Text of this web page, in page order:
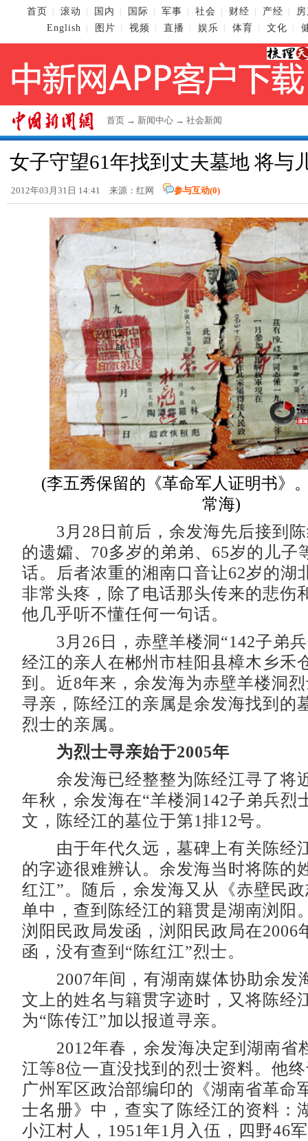
首页 滚动 国内 国际 军事 社会 财经 产经
English
图片 视频 直播 娱乐 体育 文化
首页 → 新闻中心 → 社会新闻
女子守望61年找到丈夫墓地 将与
2012年03月31日 14:41 来源：红网 参与互动(0)
(李五秀保留的《革命军人证明书》
常海)
3月28日前后，余发海先后接到陈
的遗孀、70多岁的弟弟、65岁的儿子
话。后者浓重的湘南口音让62岁的湖
非常头疼，除了电话那头传来的悲伤
他几乎听不懂任何一句话。
3月26日，赤壁羊楼洞“142子弟兵
经江的亲人在郴州市桂阳县樟木乡禾
到。近8年来，余发海为赤壁羊楼洞
寻亲，陈经江的亲属是余发海找到的
烈士的亲属。
为烈士寻亲始于2005年
余发海已经整整为陈经江寻了将
年秋，余发海在“羊楼洞142子弟兵烈
文，陈经江的墓位于第1排12号。
由于年代久远，墓碑上有关陈经
的字迹很难辨认。余发海当时将陈的
红江”。随后，余发海又从《赤壁民
单中，查到陈经江的籍贯是湖南浏阳
浏阳民政局发函，浏阳民政局在2006
函，没有查到“陈红江”烈士。
2007年间，有湖南媒体协助余发
文上的姓名与籍贯字迹时，又将陈经
为“陈传江”加以报道寻亲。
2012年春，余发海决定到湖南省
江等8位一直没找到的烈士资料。他
广州军区政治部编印的《湖南省革命
士名册》中，查实了陈经江的资料：
小江村人，1951年1月入伍，四野46